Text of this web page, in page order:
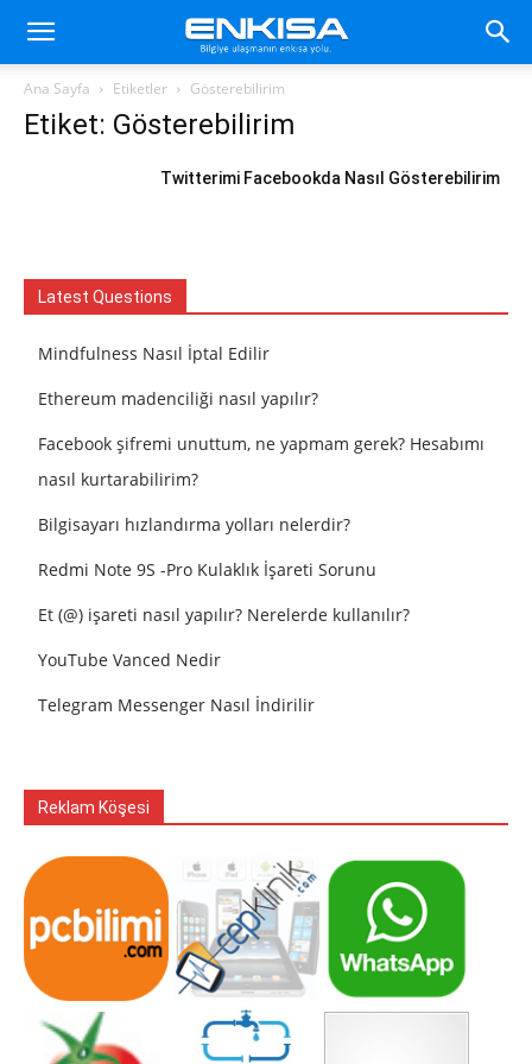
Ana Sayfa Etiketler Gösterebilirim
Etiket: Gösterebilirim
Twitterimi Facebookda Nasıl Gösterebilirim
Latest Questions
Mindfulness Nasıl İptal Edilir
Ethereum madenciliği nasıl yapılır?
Facebook şifremi unuttum, ne yapmam gerek? Hesabımı
nasıl kurtarabilirim?
Bilgisayarı hızlandırma yolları nelerdir?
Redmi Note 9S -Pro Kulaklık İşareti Sorunu
Et (@) işareti nasıl yapılır? Nerelerde kullanılır?
YouTube Vanced Nedir
Telegram Messenger Nasıl İndirilir
Reklam Köşesi